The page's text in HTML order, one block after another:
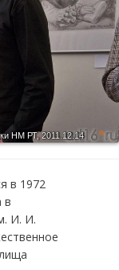
НМ РТ, 2011.12.14
в 1972
в
И. И.